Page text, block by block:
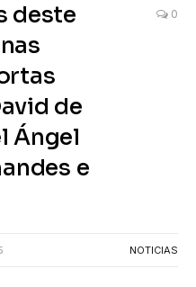
deste
de
Ángel
e
0
NOTICIAS